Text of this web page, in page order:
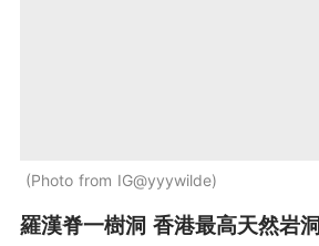
Photo from IG@yyywilde
羅漢脊一樹洞 香港最高天然岩洞